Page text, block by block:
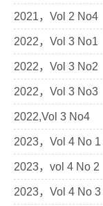
2021，Vol 2 No4
2022，Vol 3 No1
2022，Vol 3 No2
2022，Vol 3 No3
2022,Vol 3 No4
2023，Vol 4 No 1
2023，vol 4 No 2
2023，Vol 4 No 3